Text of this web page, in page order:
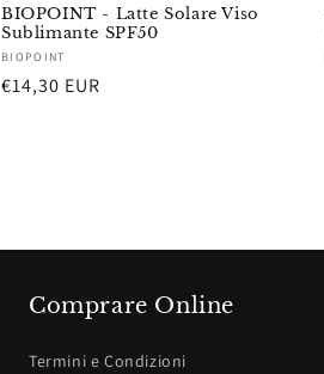
BIOPOINT - Latte Solare Viso
Sublimante SPF50
Fornitore:
BIOPOINT
Prezzo
€14,30 EUR
Comprare Online
Termini e Condizioni